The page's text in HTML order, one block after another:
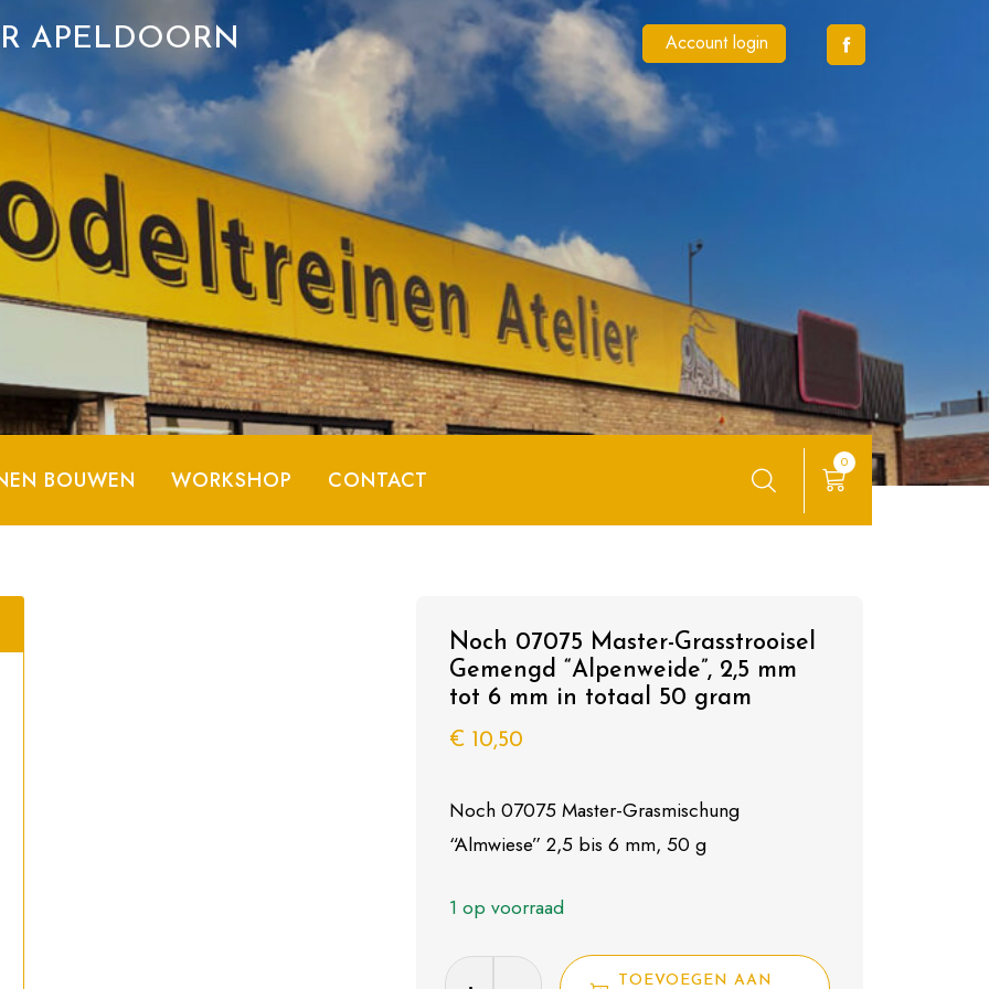
APELDOORN Account login
BOUWEN WORKSHOP CONTACT
0
Noch 07075 Master-Grasstrooisel
Gemengd “Alpenweide”, 2,5 mm
tot 6 mm in totaal 50 gram
€ 10,50
Noch 07075 Master-Grasmischung
“Almwiese” 2,5 bis 6 mm, 50 g
1 op voorraad
Noch
TOEVOEGEN AAN